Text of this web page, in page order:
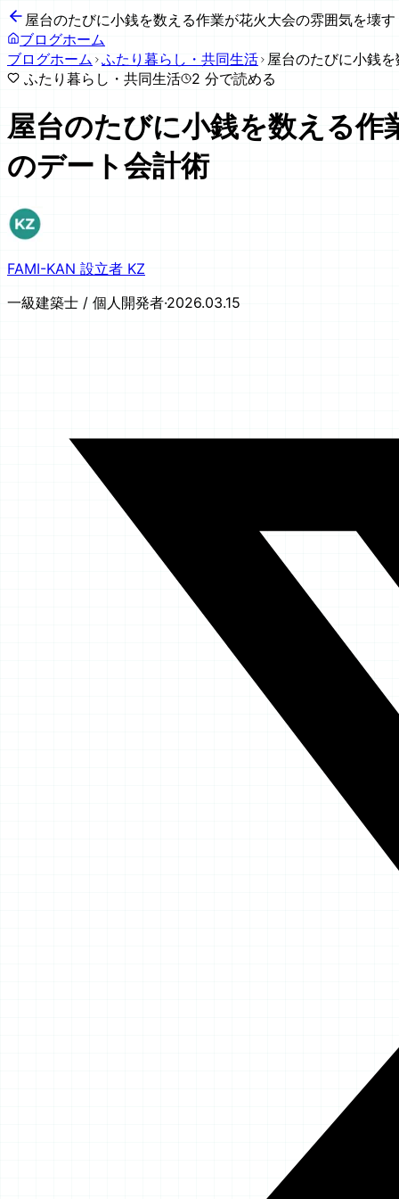
屋台のたびに小銭を数える作業が花火大会の雰囲気を壊
ブログホーム
ブログホーム ふたり暮らし・共同生活 屋台のたびに小銭
ふたり暮らし・共同生活
2 分で読める
屋台のたびに小銭を数える
のデート会計術
FAMI-KAN 設立者 KZ
一級建築士 / 個人開発者·2026.03.15